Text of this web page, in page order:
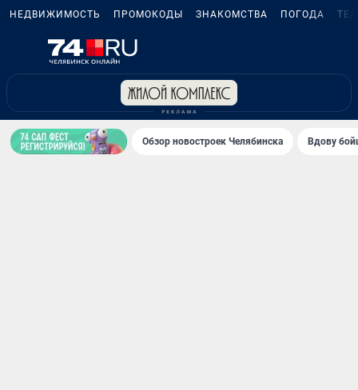
НЕДВИЖИМОСТЬ ПРОМОКОДЫ ЗНАКОМСТВА ПОГОДА
Обзор новостроек Челябинска Вдову